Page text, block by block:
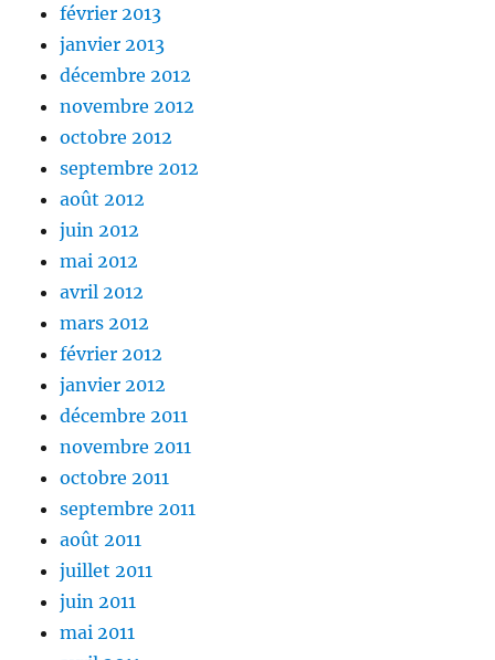
février 2013
janvier 2013
décembre 2012
novembre 2012
octobre 2012
septembre 2012
août 2012
juin 2012
mai 2012
avril 2012
mars 2012
février 2012
janvier 2012
décembre 2011
novembre 2011
octobre 2011
septembre 2011
août 2011
juillet 2011
juin 2011
mai 2011